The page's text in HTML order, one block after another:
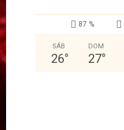
87 %
SÁB
26°
DOM
27°